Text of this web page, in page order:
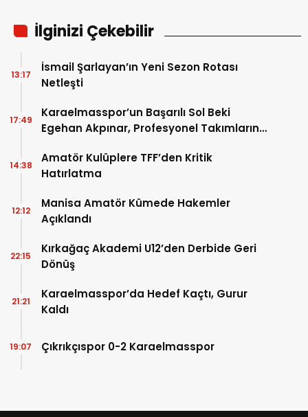
İlginizi Çekebilir
İsmail Şarlayan’ın Yeni Sezon Rotası
Netleşti
13:17
Karaelmasspor’un Başarılı Sol Beki
Egehan Akpınar, Profesyonel Takımların
17:49
Amatör Kulüplere TFF’den Kritik
Hatırlatma
14:38
Manisa Amatör Kümede Hakemler
Açıklandı
12:12
Kırkağaç Akademi U12’den Derbide Geri
Dönüş
22:15
Karaelmasspor’da Hedef Kaçtı, Gurur
Kaldı
21:21
Çıkrıkçıspor 0-2 Karaelmasspor
19:07